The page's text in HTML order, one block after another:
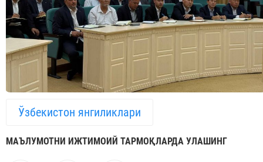
Ўзбекистон янгиликлари
МАЪЛУМОТНИ ИЖТИМОИЙ ТАРМОҚЛАРДА УЛАШИНГ